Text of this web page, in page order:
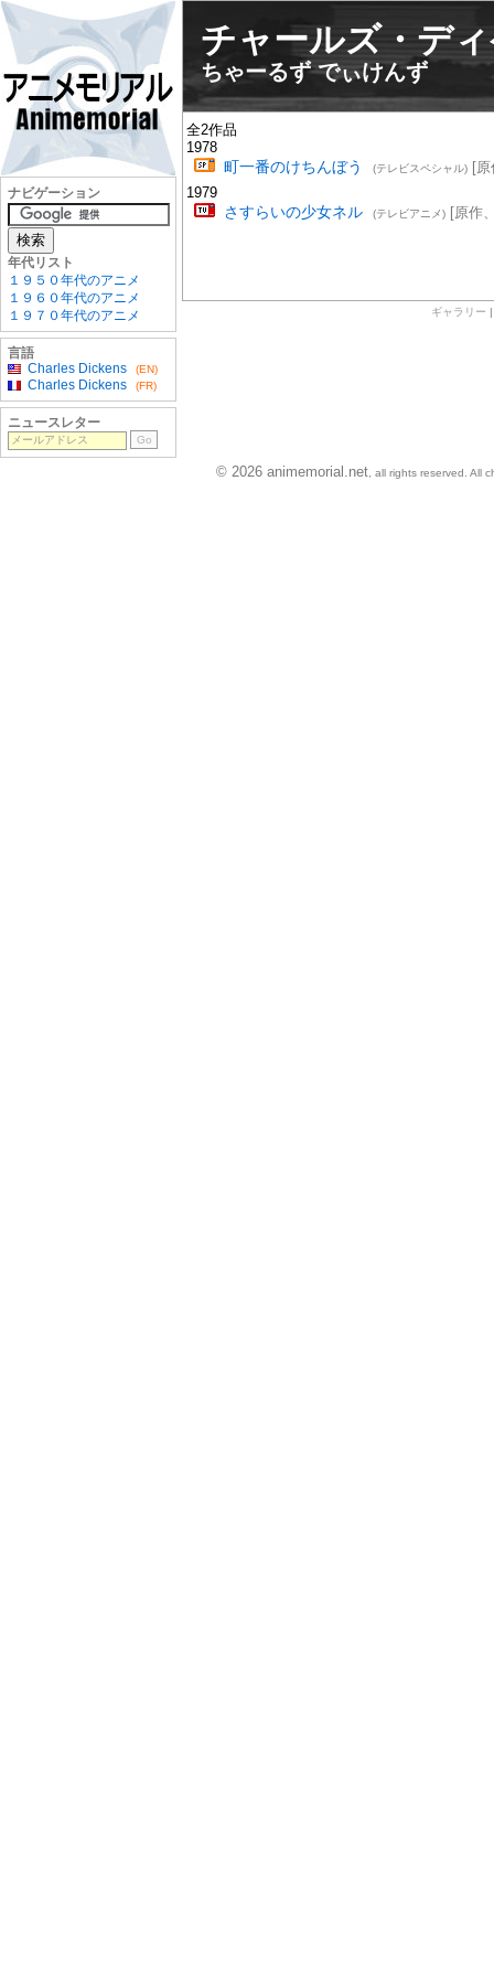
チャールズ・デ
ちゃーるず でぃけんず
全2作品
1978
町一番のけちんぼう (テレビスペシャル)[原
1979
さすらいの少女ネル (テレビアニメ)[原作
ギャラリー
ナビゲーション
年代リスト
１９５０年代のアニメ
１９６０年代のアニメ
１９７０年代のアニメ
言語
Charles Dickens
(EN)
Charles Dickens (FR)
ニュースレター
© 2026 animemorial.net , all rights reserved. All